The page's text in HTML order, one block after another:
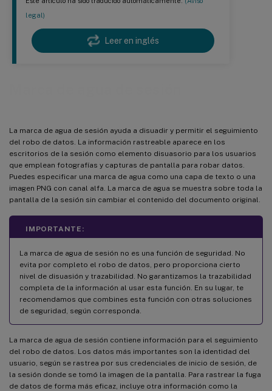
legal)
Leer en inglés
La marca de agua de sesión ayuda a disuadir y permitir el seguimiento
del robo de datos. La información rastreable aparece en los
escritorios de la sesión como elemento disuasorio para los usuarios
que emplean fotografías y capturas de pantalla para robar datos.
Puedes especificar una marca de agua como una capa de texto o una
imagen PNG con canal alfa. La marca de agua se muestra sobre toda la
pantalla de la sesión sin cambiar el contenido del documento original.
IMPORTANTE:
La marca de agua de sesión no es una función de seguridad. No
evita por completo el robo de datos, pero proporciona cierto
nivel de disuasión y trazabilidad. No garantizamos la trazabilidad
completa de la información al usar esta función. En su lugar, te
recomendamos que combines esta función con otras soluciones
de seguridad, según corresponda.
La marca de agua de sesión contiene información para el seguimiento
del robo de datos. Los datos más importantes son la identidad del
usuario, según se rastrea por sus credenciales de inicio de sesión, de
la sesión donde se tomó la imagen de la pantalla. Para rastrear la fuga
de datos de forma más eficaz, incluye otra información como la